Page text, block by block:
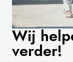
Wij
verder!